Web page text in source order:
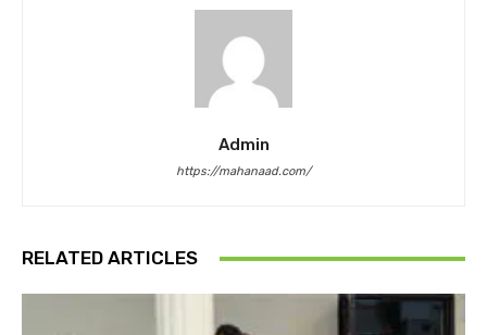
Admin
https://mahanaad.com/
RELATED ARTICLES